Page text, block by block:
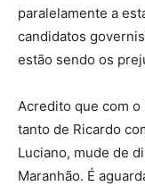
paralelamente a
candidatos
estão sendo os
Acredito que com
tanto de Ricardo
Luciano, mude de
Maranhão. É